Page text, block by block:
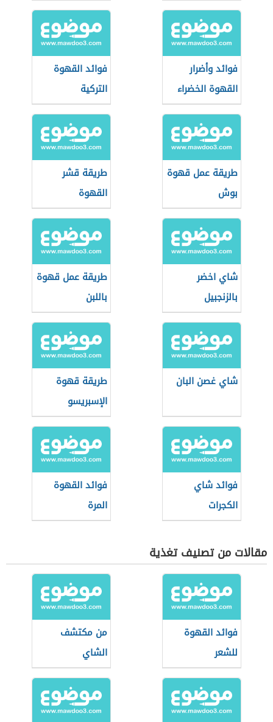
فوائد وأضرار
القهوة الخضراء
فوائد القهوة
التركية
طريقة عمل قهوة
بوش
طريقة قشر
القهوة
شاي اخضر
بالزنجبيل
طريقة عمل قهوة
باللبن
شاي غصن البان
طريقة قهوة
الإسبريسو
فوائد شاي
الكجرات
فوائد القهوة
المرة
مقالات من تصنيف تغذية
فوائد القهوة
للشعر
من مكتشف
الشاي